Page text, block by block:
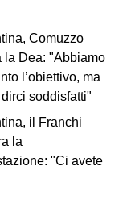
Comuzzo
la Dea: "Abbiamo
l’obiettivo, ma
soddisfatti"
il Franchi
la
"Ci avete